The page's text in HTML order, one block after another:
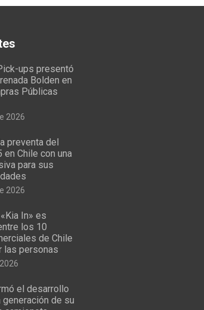
ups presentó
Bolden en
Públicas
2026
preventa del
en Chile con una
para sus
2026
In» es
los 10
de Chile
las personas
el desarrollo
de su